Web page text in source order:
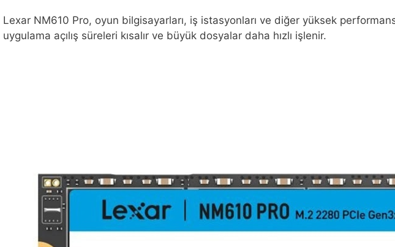
Lexar NM610 Pro, oyun bilgisayarları, iş istasyonları ve diğer yüksek
uygulama açılış süreleri kısalır ve büyük dosyalar daha hızlı işlenir.